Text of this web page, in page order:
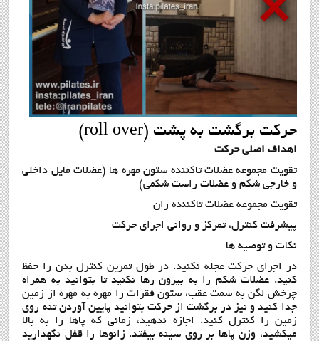
حركت برگشت به پشت (roll over)
اهداف اصلي حركت
تقويت مجموعه عضلات تاكننده ستون مهره ها (عضلات مايل داخلي
و خارجي شكم و عضلات راست شكمي)
تقويت مجموعه عضلات تاكننده ران
پيشرفت كنترل، تمركز و رواني اجراي حركت
نكات و توصيه ها
در اجرای حرکت عجله نکنید. در طول تمرین کنترل بدن را حفظ
کنید. عضلات شکم را به بیرون رها نکنید تا بتوانيد به همراه
چرخش لگن به سمت عقب، ستون فقرات را مهره به مهره از زمين
جدا كنيد و نيز در برگشت از حركت بتوانيد پايين آوردن تنه روي
زمين را كنترل كنيد. اجازه ندهید، زمانی که پاها را به بالا
میکشید، وزن پاها بر روی سینه بیفتد. زانوها را قفل نگهدارید